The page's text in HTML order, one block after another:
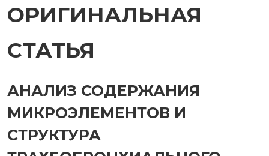
ОРИГИНАЛЬНАЯ
СТАТЬЯ
АНАЛИЗ СОДЕРЖАНИЯ
МИКРОЭЛЕМЕНТОВ И
СТРУКТУРА